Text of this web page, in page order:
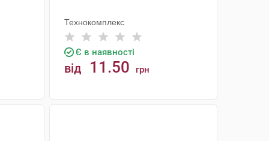
Технокомплекс
Є в наявності
від 11.50 грн